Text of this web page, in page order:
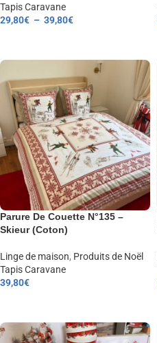
Tapis Caravane
29,80€ – 39,80€
Parure De Couette N°135 –
Skieur (Coton)
Linge de maison, Produits de Noël
Tapis Caravane
39,80€